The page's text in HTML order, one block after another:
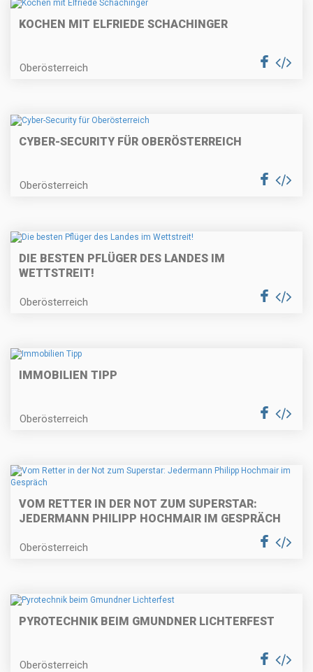
KOCHEN MIT ELFRIEDE SCHACHINGER
Oberösterreich
CYBER-SECURITY FÜR OBERÖSTERREICH
Oberösterreich
DIE BESTEN PFLÜGER DES LANDES IM
WETTSTREIT!
Oberösterreich
IMMOBILIEN TIPP
Oberösterreich
VOM RETTER IN DER NOT ZUM SUPERSTAR:
JEDERMANN PHILIPP HOCHMAIR IM GESPRÄCH
Oberösterreich
PYROTECHNIK BEIM GMUNDNER LICHTERFEST
Oberösterreich